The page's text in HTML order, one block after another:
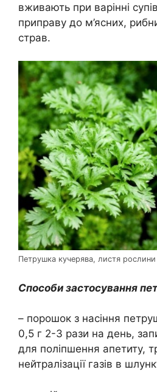
вживають при варінні
приправу до м’ясних,
страв.
Петрушка кучерява, листя рослини
Способи застосування
– порошок з насіння
0,5 г 2-3 рази на день,
для поліпшення апетиту,
нейтралізації газів в